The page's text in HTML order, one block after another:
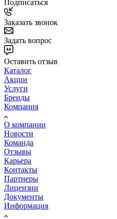
Подписаться
Заказать звонок
Задать вопрос
Оставить отзыв
Каталог
Акции
Услуги
Бренды
Компания
О компании
Новости
Команда
Отзывы
Карьера
Контакты
Партнеры
Лицензии
Документы
Информация